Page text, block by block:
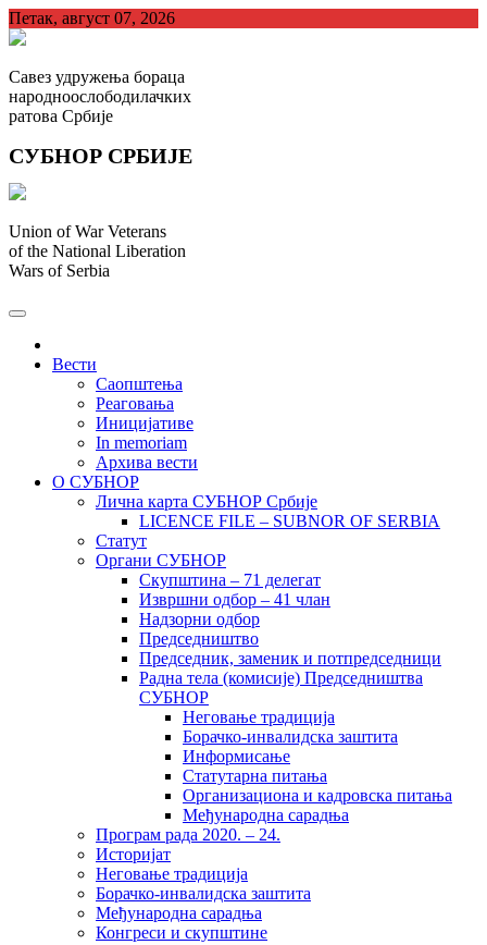
Skip
to
Петак, август 07, 2026
Савез удружења бораца
народноослободилачких
ратова Србије
СУБНОР СРБИЈЕ
Union of War Veterans
of the National Liberation
Wars of Serbia
Вести
Саопштења
Реаговања
Иницијативе
In memoriam
Архива вести
О СУБНОР
Лична карта СУБНОР Србије
LICENCE FILE – SUBNOR OF SERBIA
Статут
Органи СУБНОР
Скупштина – 71 делегат
Извршни одбор – 41 члан
Надзорни одбор
Председништво
Председник, заменик и потпредседници
Радна тела (комисије) Председништва
СУБНОР
Неговање традиција
Борачко-инвалидска заштита
Информисање
Статутарна питања
Организациона и кадровска питања
Међународна сарадња
Програм рада 2020. – 24.
Историјат
Неговање традиција
Борачко-инвалидска заштита
Међународна сарадња
Конгреси и скупштине